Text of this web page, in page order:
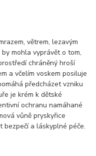
větrem, lezavým
mohla vyprávět o tom,
chráněný hroší
a včelím voskem posiluje
předcházet vzniku
je krém k dětské
ochranu namáhané
vůně pryskyřice
bezpečí a láskyplné péče.